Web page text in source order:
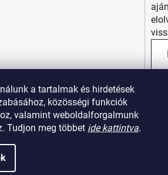
a tartalmak és hirdetések
közösségi funkciók
valamint weboldalforgalmunk
Tudjon meg többet ide kattintva.
Visszaküldési szabályzat